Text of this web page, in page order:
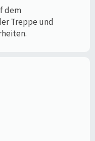
dem
Treppe und